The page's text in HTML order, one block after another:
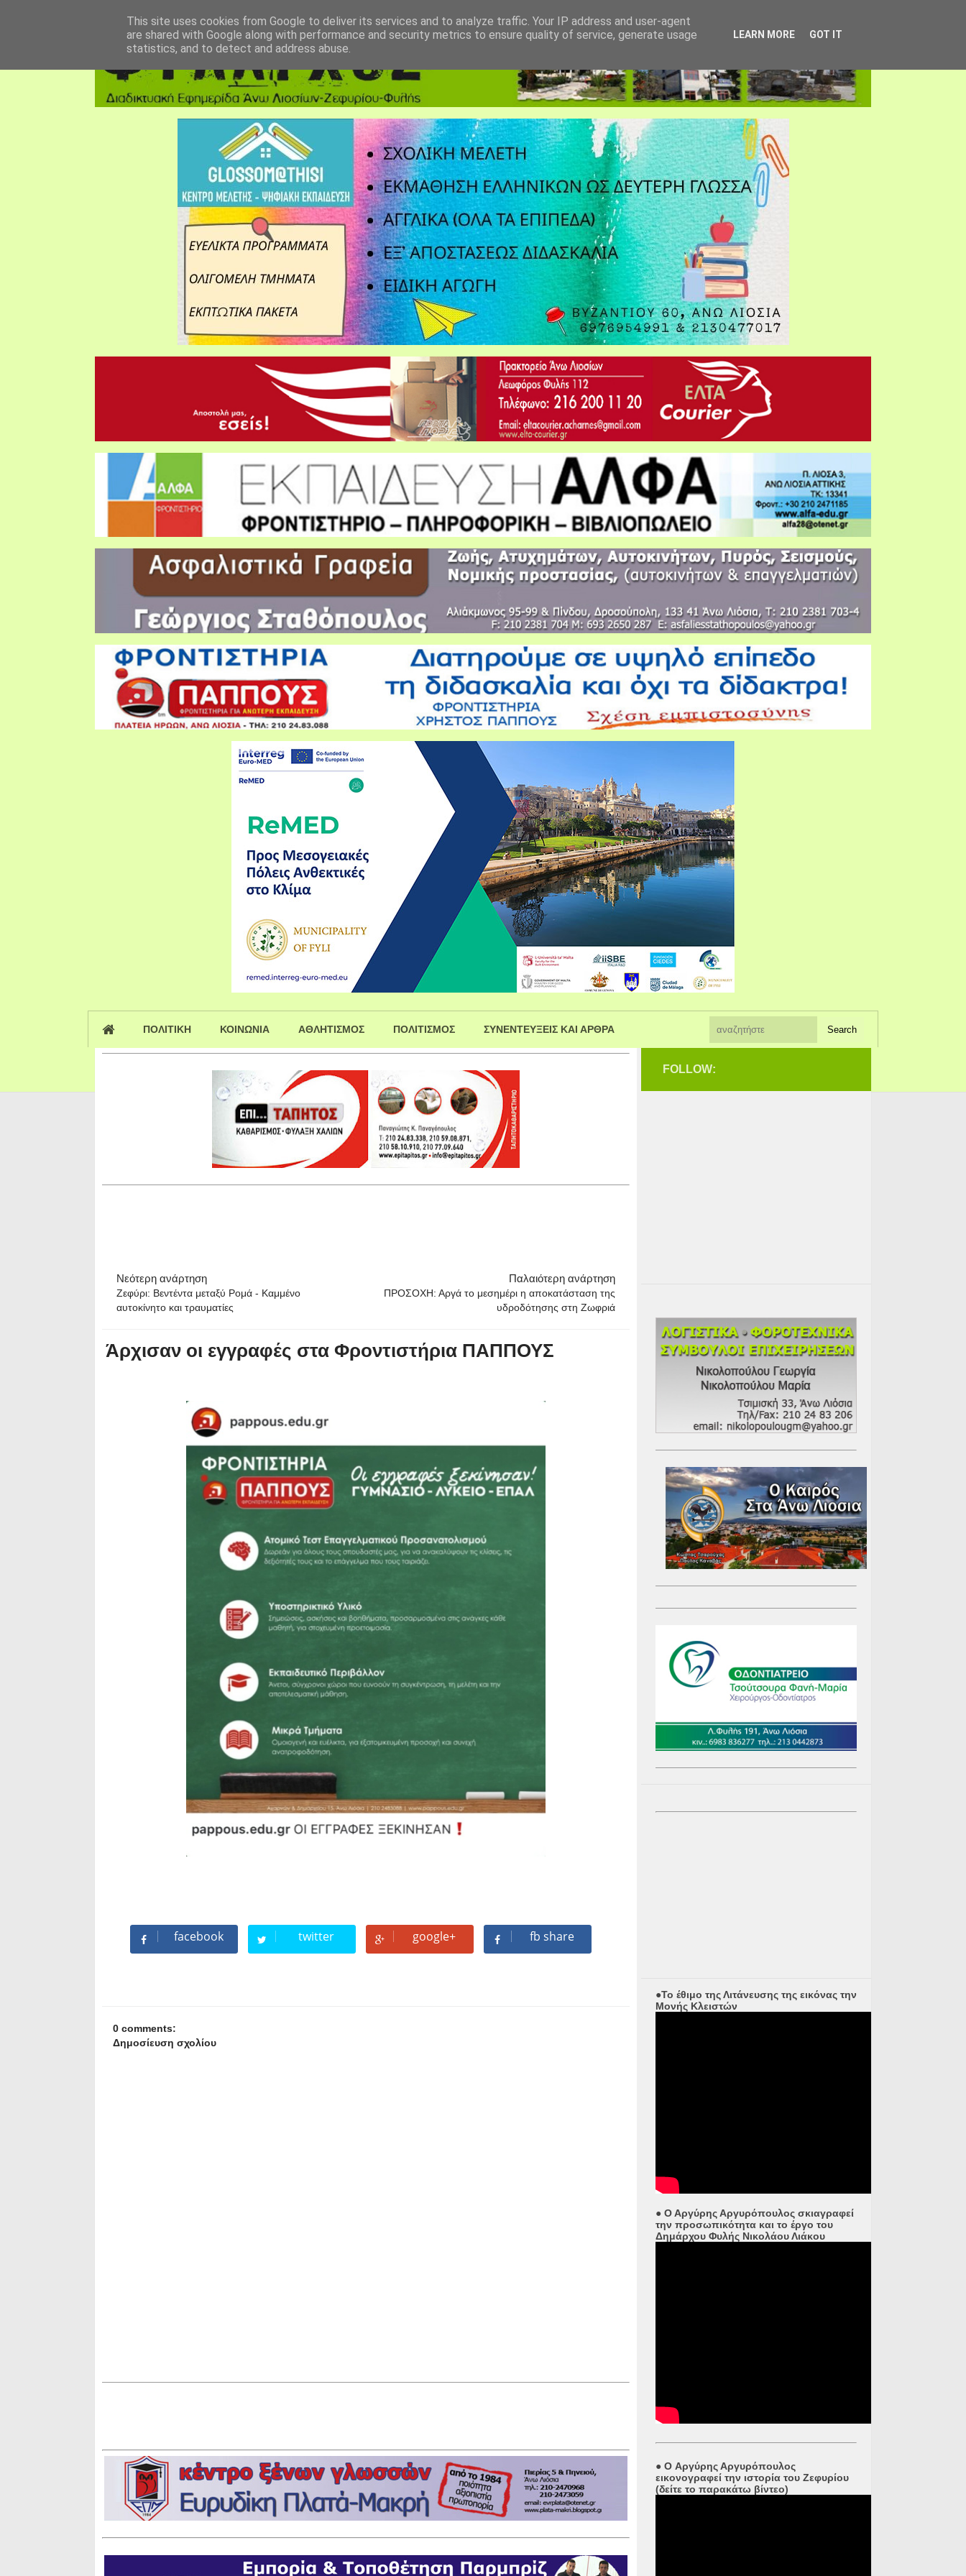
ΠΟΛΙΤΙΚΗ ΚΟΙΝΩΝΙΑ ΑΘΛΗΤΙΣΜΟΣ ΠΟΛΙΤΙΣΜΟΣ ΣΥΝΕΝΤΕΥΞΕΙΣ ΚΑΙ ΑΡΘΡΑ
Νεότερη ανάρτηση
Ζεφύρι: Βεντέντα μεταξύ Ρομά - Καμμένο
αυτοκίνητο και τραυματίες
Παλαιότερη ανάρτηση
ΠΡΟΣΟΧΗ: Αργά το μεσημέρι η αποκατάσταση της
υδροδότησης στη Ζωφριά
Άρχισαν οι εγγραφές στα Φροντιστήρια ΠΑΠΠΟΥΣ
facebook twitter google+ fb share
0 comments:
Δημοσίευση σχολίου
FOLLOW:
●Το έθιμο της Λιτάνευσης της εικόνας την
Μονής Κλειστών
● Ο Αργύρης Αργυρόπουλος σκιαγραφεί
την προσωπικότητα και το έργο του
Δημάρχου Φυλής Νικολάου Λιάκου
● O Αργύρης Αργυρόπουλος
εικονογραφεί την ιστορία του Ζεφυρίου
(δείτε το παρακάτω βίντεο)
This site uses cookies from Google to deliver its services and to analyze traffic. Your IP address and user-agent
are shared with Google along with performance and security metrics to ensure quality of service, generate usage
statistics, and to detect and address abuse.
LEARN MORE GOT IT